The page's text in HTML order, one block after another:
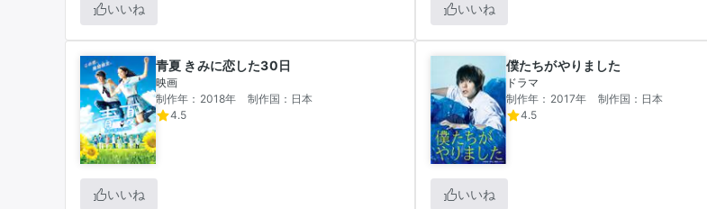
いいね いいね
青夏 きみに恋した30日
映画
制作年：2018年
制作国：日本
4.5
いいね
僕たちがやりました
ドラマ
制作年：2017年
制作国：日本
4.5
いいね